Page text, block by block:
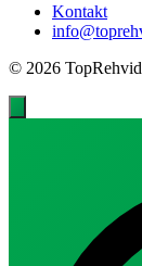
Kontakt
© 2026